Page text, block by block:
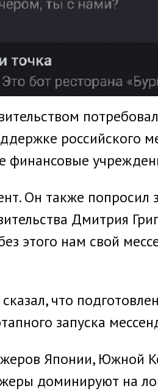
российского
финансовые
Он также попросил
Дмитрия
этого нам свой
что
запуска
Японии, Южной
доминируют на